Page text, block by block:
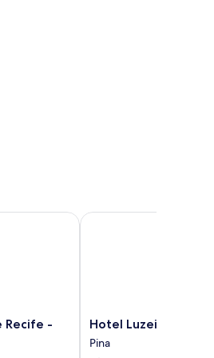
Recife -
- Boa Viagem
Hotel
Luzeiros
Recife
Hotel Luzeiros
Pina
Hotel Luzeiros Recife